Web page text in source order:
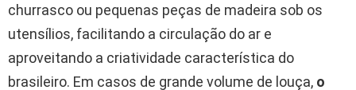
churrasco ou pequenas peças de madeira sob os
utensílios, facilitando a circulação do ar e
aproveitando a criatividade característica do
brasileiro. Em casos de grande volume de louça, o